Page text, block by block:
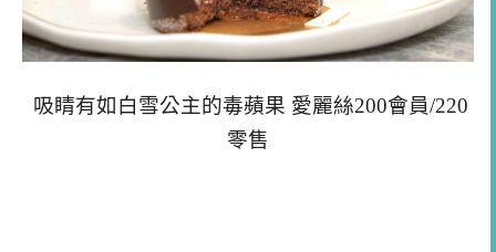
吸睛有如白雪公主的毒蘋果 愛麗絲200會員/220
零售